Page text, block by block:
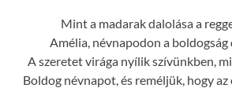
Mint a madarak dalolása a
Amélia, névnapodon a boldogság
A szeretet virága nyílik szívünkben,
Boldog névnapot, és reméljük, hogy